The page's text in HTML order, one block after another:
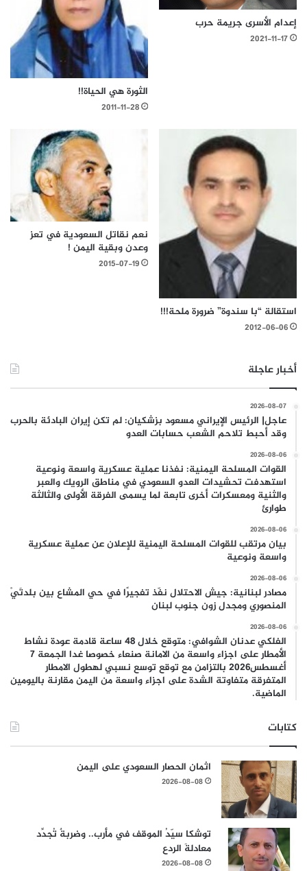
إعدام الأسرى جريمة حرب
2021-11-17
الثورة هي الحياة!!
2011-11-28
استقالة “با سندوة” ضرورة ملحة!!!
2012-06-06
نعم نقاتل السعودية في تعز
وعدن وبقية اليمن !
2015-07-19
أخبار عاجلة
2026-08-07
عاجل| الرئيس الإيراني مسعود بزشكيان: لم تكن إيران البادئة بالحرب
وقد أحبط تلاحم الشعب حسابات العدو
2026-08-06
القوات المسلحة اليمنية: نفذنا عملية عسكرية واسعة ونوعية
استهدفت تحشيدات العدو السعودي في مناطق الرويك والعبر
والثنية ومعسكرات أخرى تابعة لما يسمى الفرقة الأولى والثالثة
طوارئ
2026-08-06
بيان مرتقب للقوات المسلحة اليمنية للإعلان عن عملية عسكرية
واسعة ونوعية
2026-08-06
مصادر لبنانية: جيش الاحتلال نفّذ تفجيرًا في حي المشاع بين بلدتَيْ
المنصوري ومجدل زون جنوب لبنان
2026-08-06
الفلكي عدنان الشوافي: متوقع خلال 48 ساعة قادمة عودة نشاط
الأمطار على اجزاء واسعة من الامانة صنعاء خصوصا غدا الجمعة 7
أغسطس2026 بالتزامن مع توقع توسع نسبي لهطول الامطار
المتفرقة متفاوتة الشدة على اجزاء واسعة من اليمن مقارنة باليومين
الماضية.
كتابات
اثمان الحصار السعودي على اليمن
2026-08-08
توشكا سيّدُ الموقف في مأرب.. وضربةٌ تُجدِّد
معادلةَ الردع
2026-08-08